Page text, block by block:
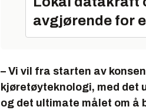
avgjørende for
– Vi vil fra starten av
kjøretøyteknologi, med det
og det ultimate målet om å